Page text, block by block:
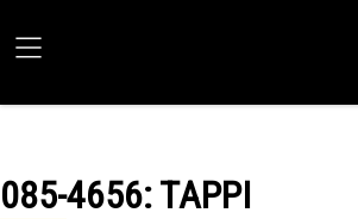
085-4656: TAPPI